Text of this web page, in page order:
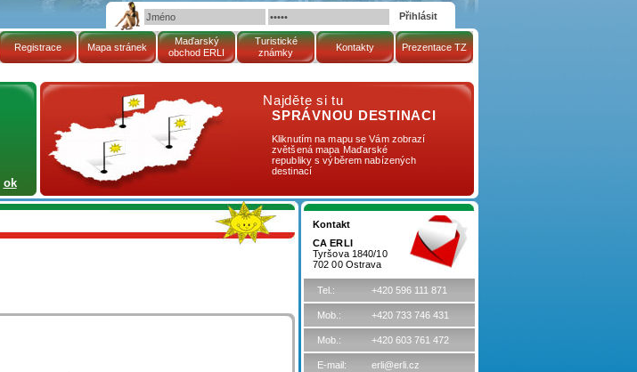
Registrace Mapa stránek
Maďarský
obchod ERLI
Turistické
známky
Kontakty Prezentace TZ
mapa Maďarské republiky
Najděte si tu
SPRÁVNOU DESTINACI
Kliknutím na mapu se Vám zobrazí
zvětšená mapa Maďarské
republiky s výběrem nabízených
destinací
Kontakt
CA ERLI
Tyršova 1840/10
702 00 Ostrava
Tel.: +420 596 111 871
Mob.: +420 733 746 431
Mob.: +420 603 761 472
E-mail: erli@erli.cz